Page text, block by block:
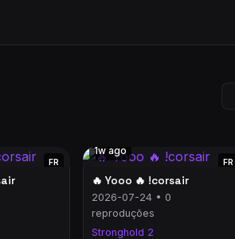
FR
1w ago
FR
🔥 Yooo 🔥 !corsair
2026-07-24 • 0
reproduções
Stronghold 2